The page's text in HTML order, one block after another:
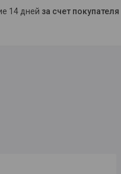
14 дней за счет покупателя